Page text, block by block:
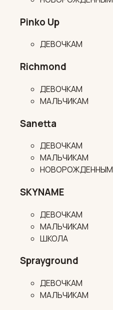
Pinko Up
ДЕВОЧКАМ
Richmond
ДЕВОЧКАМ
МАЛЬЧИКАМ
Sanetta
ДЕВОЧКАМ
МАЛЬЧИКАМ
НОВОРОЖДЕННЫМ
SKYNAME
ДЕВОЧКАМ
МАЛЬЧИКАМ
ШКОЛА
Sprayground
ДЕВОЧКАМ
МАЛЬЧИКАМ